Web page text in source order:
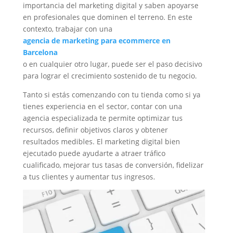
importancia del marketing digital y saben apoyarse
en profesionales que dominen el terreno. En este
contexto, trabajar con una
agencia de marketing para ecommerce en
Barcelona
o en cualquier otro lugar, puede ser el paso decisivo
para lograr el crecimiento sostenido de tu negocio.
Tanto si estás comenzando con tu tienda como si ya
tienes experiencia en el sector, contar con una
agencia especializada te permite optimizar tus
recursos, definir objetivos claros y obtener
resultados medibles. El marketing digital bien
ejecutado puede ayudarte a atraer tráfico
cualificado, mejorar tus tasas de conversión, fidelizar
a tus clientes y aumentar tus ingresos.